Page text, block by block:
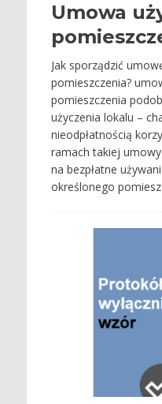
Umowa
Jak sporządzić
pomieszczenia?
pomieszczenia
użyczenia lokalu –
nieodpłatnością
ramach takiej
na bezpłatne
określonego